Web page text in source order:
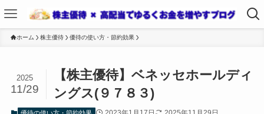
ホーム 株主優待 優待の使い方・節約効果
【株主優待】ベネッセホールディ
ングス(９７８３)
2025
11/29